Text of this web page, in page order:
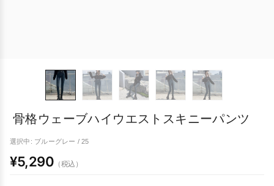
骨格ウェーブハイウエストスキニーパンツ
選択中: ブルーグレー / 25
¥5,290 （税込）